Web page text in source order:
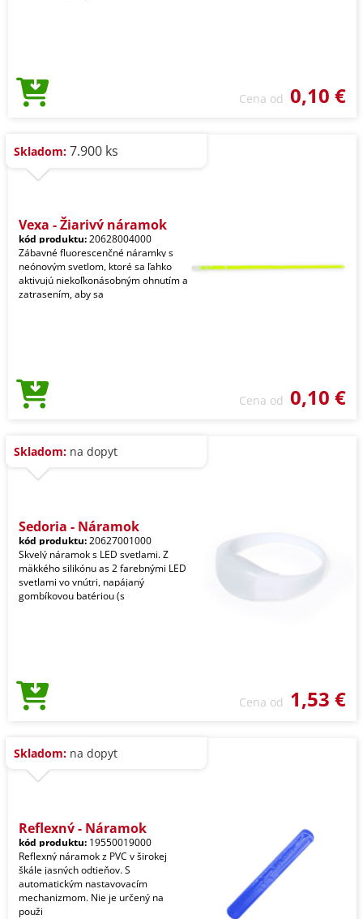
Cena od 0,10 €
Skladom: 7.900 ks
Vexa - Žiarivý náramok
kód produktu:20628004000
Zábavné fluorescenčné náramky s
neónovým svetlom, ktoré sa ľahko
aktivujú niekoľkonásobným ohnutím a
zatrasením, aby sa
Cena od 0,10 €
Skladom: na dopyt
Sedoria - Náramok
kód produktu:20627001000
Skvelý náramok s LED svetlami. Z
mäkkého silikónu as 2 farebnými LED
svetlami vo vnútri, napájaný
gombíkovou batériou (s
Cena od 1,53 €
Skladom: na dopyt
Reflexný - Náramok
kód produktu: 19550019000
Reflexný náramok z PVC v širokej
škále jasných odtieňov. S
automatickým nastavovacím
mechanizmom. Nie je určený na
použi